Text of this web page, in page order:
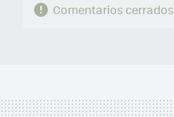
Comentarios cerrados